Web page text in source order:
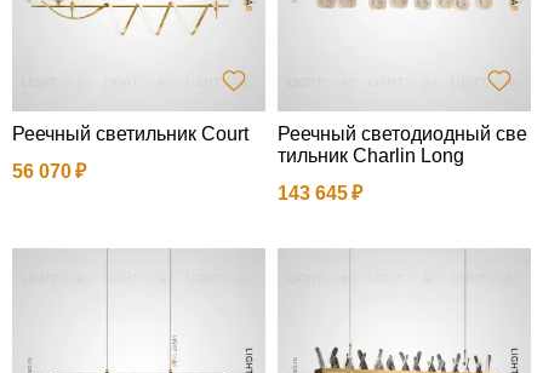
Реечный светильник Court
56 070
Реечный светодиодный све
тильник Charlin Long
143 645